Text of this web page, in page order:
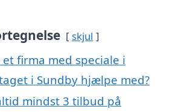
skjul
et firma med speciale i
i Sundby hjælpe med?
mindst 3 tilbud på